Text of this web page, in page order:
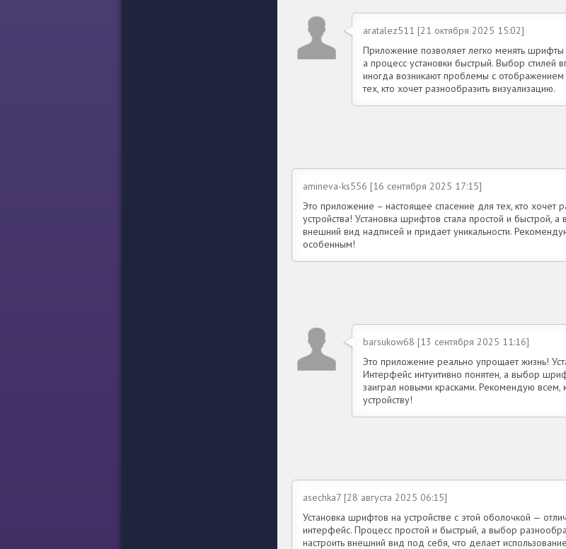
aratalez511 [21 октября 2025 15:02]
Приложение позволяет легко менять шрифты
а процесс установки быстрый. Выбор стилей
иногда возникают проблемы с
тех, кто хочет разнообразить визуализацию.
amineva-ks556 [16 сентября 2025 17:15]
Это приложение – настоящее спасение для тех, кто хочет
устройства! Установка шрифтов стала простой и быстрой,
внешний вид надписей и придает уникальности.
особенным!
barsukow68 [13 сентября 2025 11:16]
Это приложение реально упрощает жизнь!
Интерфейс интуитивно понятен, а выбор
заиграл новыми красками. Рекомендую всем,
устройству!
asechka7 [28 августа 2025 06:15]
Установка шрифтов на устройстве с этой оболочкой —
интерфейс. Процесс простой и быстрый, а выбор
настроить внешний вид под себя, что делает